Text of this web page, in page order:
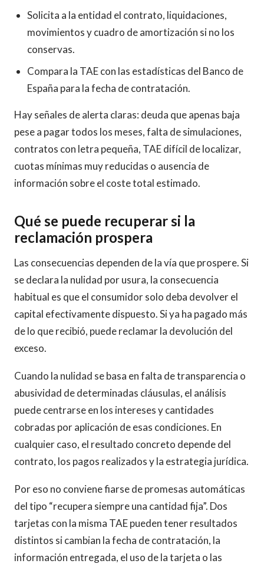
Solicita a la entidad el contrato, liquidaciones,
movimientos y cuadro de amortización si no los
conservas.
Compara la TAE con las estadísticas del Banco de
España para la fecha de contratación.
Hay señales de alerta claras: deuda que apenas baja
pese a pagar todos los meses, falta de simulaciones,
contratos con letra pequeña, TAE difícil de localizar,
cuotas mínimas muy reducidas o ausencia de
información sobre el coste total estimado.
Qué se puede recuperar si la
reclamación prospera
Las consecuencias dependen de la vía que prospere. Si
se declara la nulidad por usura, la consecuencia
habitual es que el consumidor solo deba devolver el
capital efectivamente dispuesto. Si ya ha pagado más
de lo que recibió, puede reclamar la devolución del
exceso.
Cuando la nulidad se basa en falta de transparencia o
abusividad de determinadas cláusulas, el análisis
puede centrarse en los intereses y cantidades
cobradas por aplicación de esas condiciones. En
cualquier caso, el resultado concreto depende del
contrato, los pagos realizados y la estrategia jurídica.
Por eso no conviene fiarse de promesas automáticas
del tipo “recupera siempre una cantidad fija”. Dos
tarjetas con la misma TAE pueden tener resultados
distintos si cambian la fecha de contratación, la
información entregada, el uso de la tarjeta o las